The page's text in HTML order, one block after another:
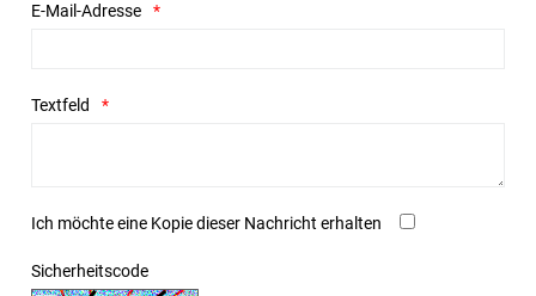
E-Mail-Adresse
Textfeld
Ich möchte eine Kopie dieser Nachricht erhalten
Sicherheitscode